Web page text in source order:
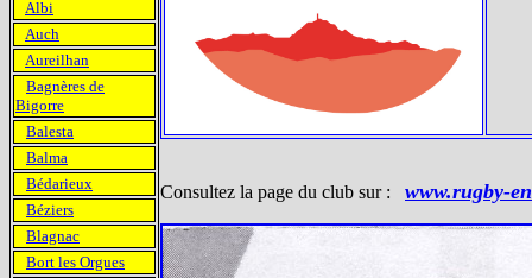
Consultez la page du club sur : www.rugby-
Albi
Auch
Aureilhan
Bagnères de
Bigorre
Balesta
Balma
Bédarieux
Béziers
Blagnac
Bort les Orgues